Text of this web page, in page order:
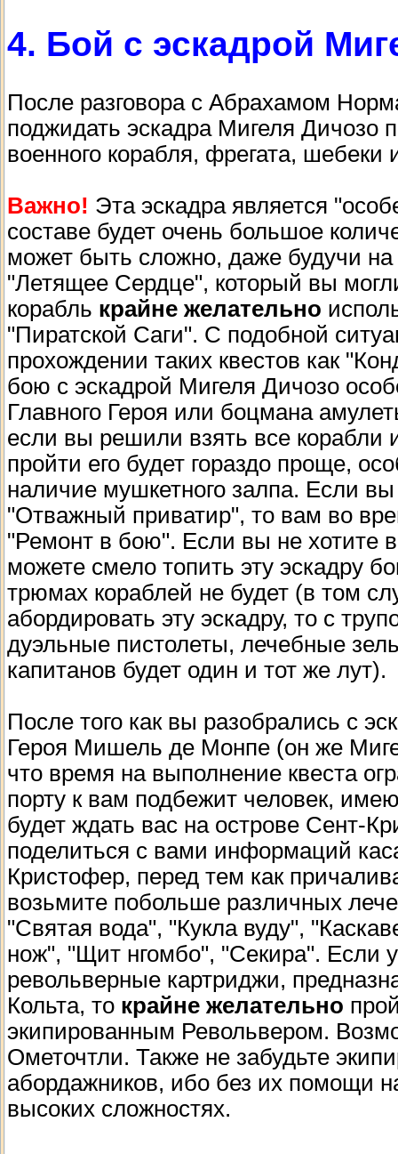
4. Бой с эскадрой
После разговора с Абрахамом
поджидать эскадра Мигеля Дичозо
военного корабля, фрегата,
Важно! Эта эскадра является
составе будет очень большое
может быть сложно, даже будучи
"Летящее Сердце", который вы
корабль крайне желательно
"Пиратской Саги". С подобной
прохождении таких квестов как
бою с эскадрой Мигеля Дичозо
Главного Героя или боцмана
если вы решили взять все корабли
пройти его будет гораздо проще,
наличие мушкетного залпа. Если
"Отважный приватир", то вам во
"Ремонт в бою". Если вы не хотите
можете смело топить эту эскадру
трюмах кораблей не будет (в том
абордировать эту эскадру, то с
дуэльные пистолеты, лечебные
капитанов будет один и тот же лут).
После того как вы разобрались с
Героя Мишель де Монпе (он же
что время на выполнение квеста
порту к вам подбежит человек,
будет ждать вас на острове Сент-
поделиться с вами информаций
Кристофер, перед тем как
возьмите побольше различных
"Святая вода", "Кукла вуду",
нож", "Щит нгомбо", "Секира". Если
револьверные картриджи,
Кольта, то крайне желательно
экипированным Револьвером.
Ометочтли. Также не забудьте
абордажников, ибо без их помощи
высоких сложностях.